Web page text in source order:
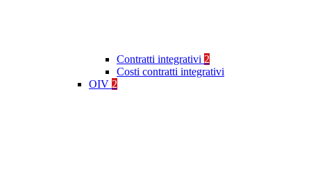
Contratti integrativi 2
Costi contratti integrativi
OIV 2